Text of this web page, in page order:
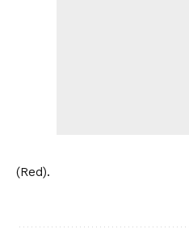
(Red).